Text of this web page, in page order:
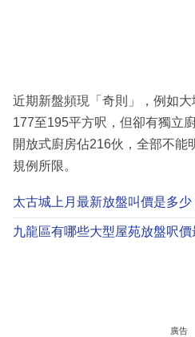
近期新盤頻現「奇則」，例如
177至195平方呎，但卻有獨立
開放式廚房佔216伙，全部不能
規例所限。
太古城上月最新放盤叫價是多少
九龍區有哪些大型屋苑放盤呎價
廣告